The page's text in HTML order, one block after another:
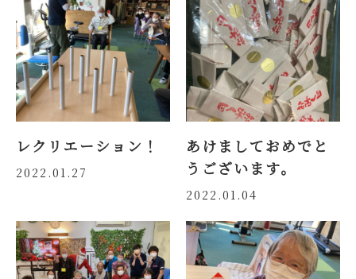
レクリエーション！
2022.01.27
あけましておめでと
うございます。
2022.01.04